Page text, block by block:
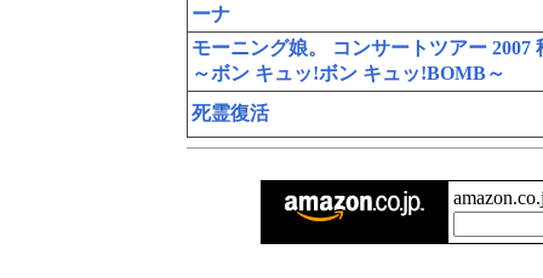
ーナ
モーニング娘。 コンサートツアー 2007
～ボン キュッ!ボン キュッ!BOMB～
死霊復活